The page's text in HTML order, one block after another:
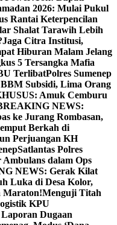
2026: Mulai Pukul
Rantai Keterpencilan
Shalat Tarawih Lebih
Jaga Citra Institusi,
Hiburan Malam Jelang
5 Tersangka Mafia
TerlibatPolres Sumenep
Subsidi, Lima Orang
Amuk Cemburu
NEWS:
ke Jurang Rombasan,
Berkah di
Perjuangan KH
Satlantas Polres
dalam Ops
NEWS: Gerak Kilat
Luka di Desa Kolor,
Maraton!Menguji Titah
KPU
Dugaan